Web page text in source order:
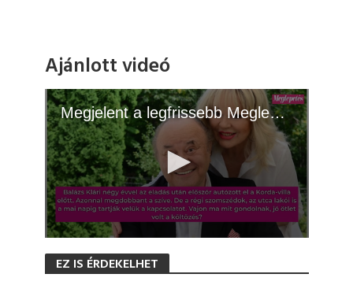
Ajánlott videó
Megjelent a legfrissebb Meglepetés! - 2026.06.09.
s EZ IS ÉRDEKELHET